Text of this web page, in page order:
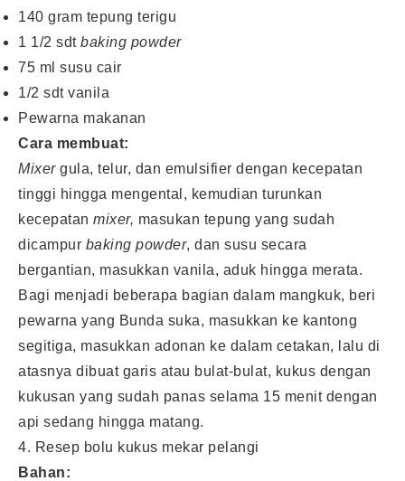
140 gram tepung terigu
1 1/2 sdt baking powder
75 ml susu cair
1/2 sdt vanila
Pewarna makanan
Cara membuat:
Mixer gula, telur, dan emulsifier dengan kecepatan
tinggi hingga mengental, kemudian turunkan
kecepatan mixer, masukan tepung yang sudah
dicampur baking powder, dan susu secara
bergantian, masukkan vanila, aduk hingga merata.
Bagi menjadi beberapa bagian dalam mangkuk, beri
pewarna yang Bunda suka, masukkan ke kantong
segitiga, masukkan adonan ke dalam cetakan, lalu di
atasnya dibuat garis atau bulat-bulat, kukus dengan
kukusan yang sudah panas selama 15 menit dengan
api sedang hingga matang.
4. Resep bolu kukus mekar pelangi
Bahan: